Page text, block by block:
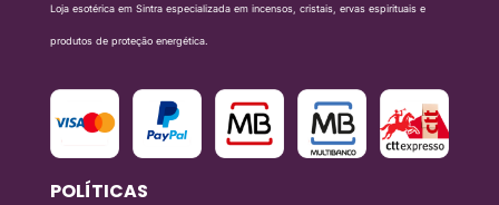
Loja esotérica em Sintra especializada em incensos, cristais, ervas espirituais e
produtos de proteção energética.
POLÍTICAS